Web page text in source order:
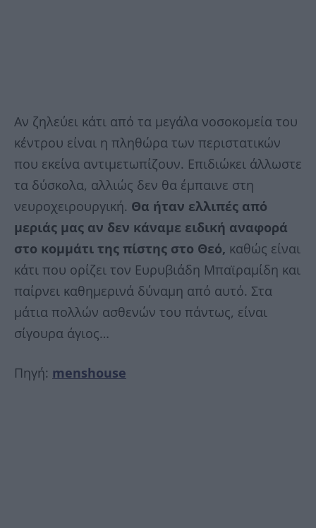
Αν ζηλεύει κάτι από τα μεγάλα νοσοκομεία του
κέντρου είναι η πληθώρα των περιστατικών
που εκείνα αντιμετωπίζουν. Επιδιώκει άλλωστε
τα δύσκολα, αλλιώς δεν θα έμπαινε στη
νευροχειρουργική. Θα ήταν ελλιπές από
μεριάς μας αν δεν κάναμε ειδική αναφορά
στο κομμάτι της πίστης στο Θεό, καθώς είναι
κάτι που ορίζει τον Ευρυβιάδη Μπαϊραμίδη και
παίρνει καθημερινά δύναμη από αυτό. Στα
μάτια πολλών ασθενών του πάντως, είναι
σίγουρα άγιος…
Πηγή: menshouse